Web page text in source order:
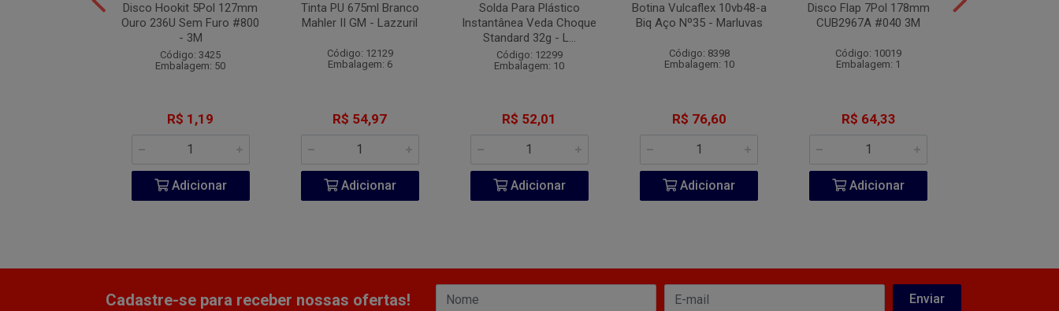
Disco Hookit 5Pol 127mm
Ouro 236U Sem Furo #800
- 3M
Código: 3425
Embalagem: 50
R$ 1,19
Adicionar
Tinta PU 675ml Branco
Mahler II GM - Lazzuril
Código: 12129
Embalagem: 6
R$ 54,97
Adicionar
Solda Para Plástico
Instantânea Veda Choque
Standard 32g - L...
Código: 12299
Embalagem: 10
R$ 52,01
Adicionar
Botina Vulcaflex 10vb48-a
Biq Aço Nº35 - Marluvas
Código: 8398
Embalagem: 10
R$ 76,60
Adicionar
Disco Flap 7Pol 178mm
CUB2967A #040 3M
Código: 10019
Embalagem: 1
R$ 64,33
Adicionar
Cadastre-se para receber nossas ofertas!